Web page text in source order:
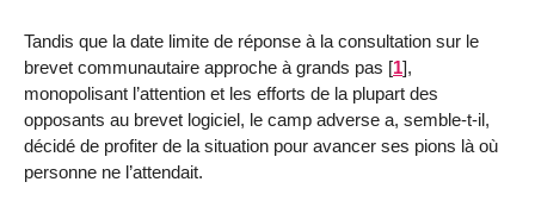
Tandis que la date limite de réponse à la consultation sur le
brevet communautaire approche à grands pas [1],
monopolisant l’attention et les efforts de la plupart des
opposants au brevet logiciel, le camp adverse a, semble-t-il,
décidé de profiter de la situation pour avancer ses pions là où
personne ne l’attendait.